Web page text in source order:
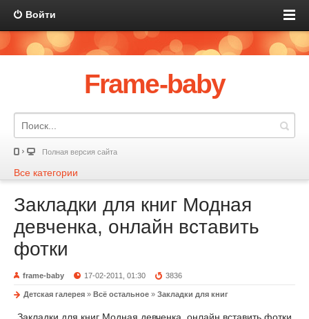
Войти
Frame-baby
Полная версия сайта
Все категории
Закладки для книг Модная
девченка, онлайн вставить
фотки
frame-baby 17-02-2011, 01:30 3836
Детская галерея » Всё остальное » Закладки для книг